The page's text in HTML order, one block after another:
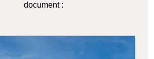
document :